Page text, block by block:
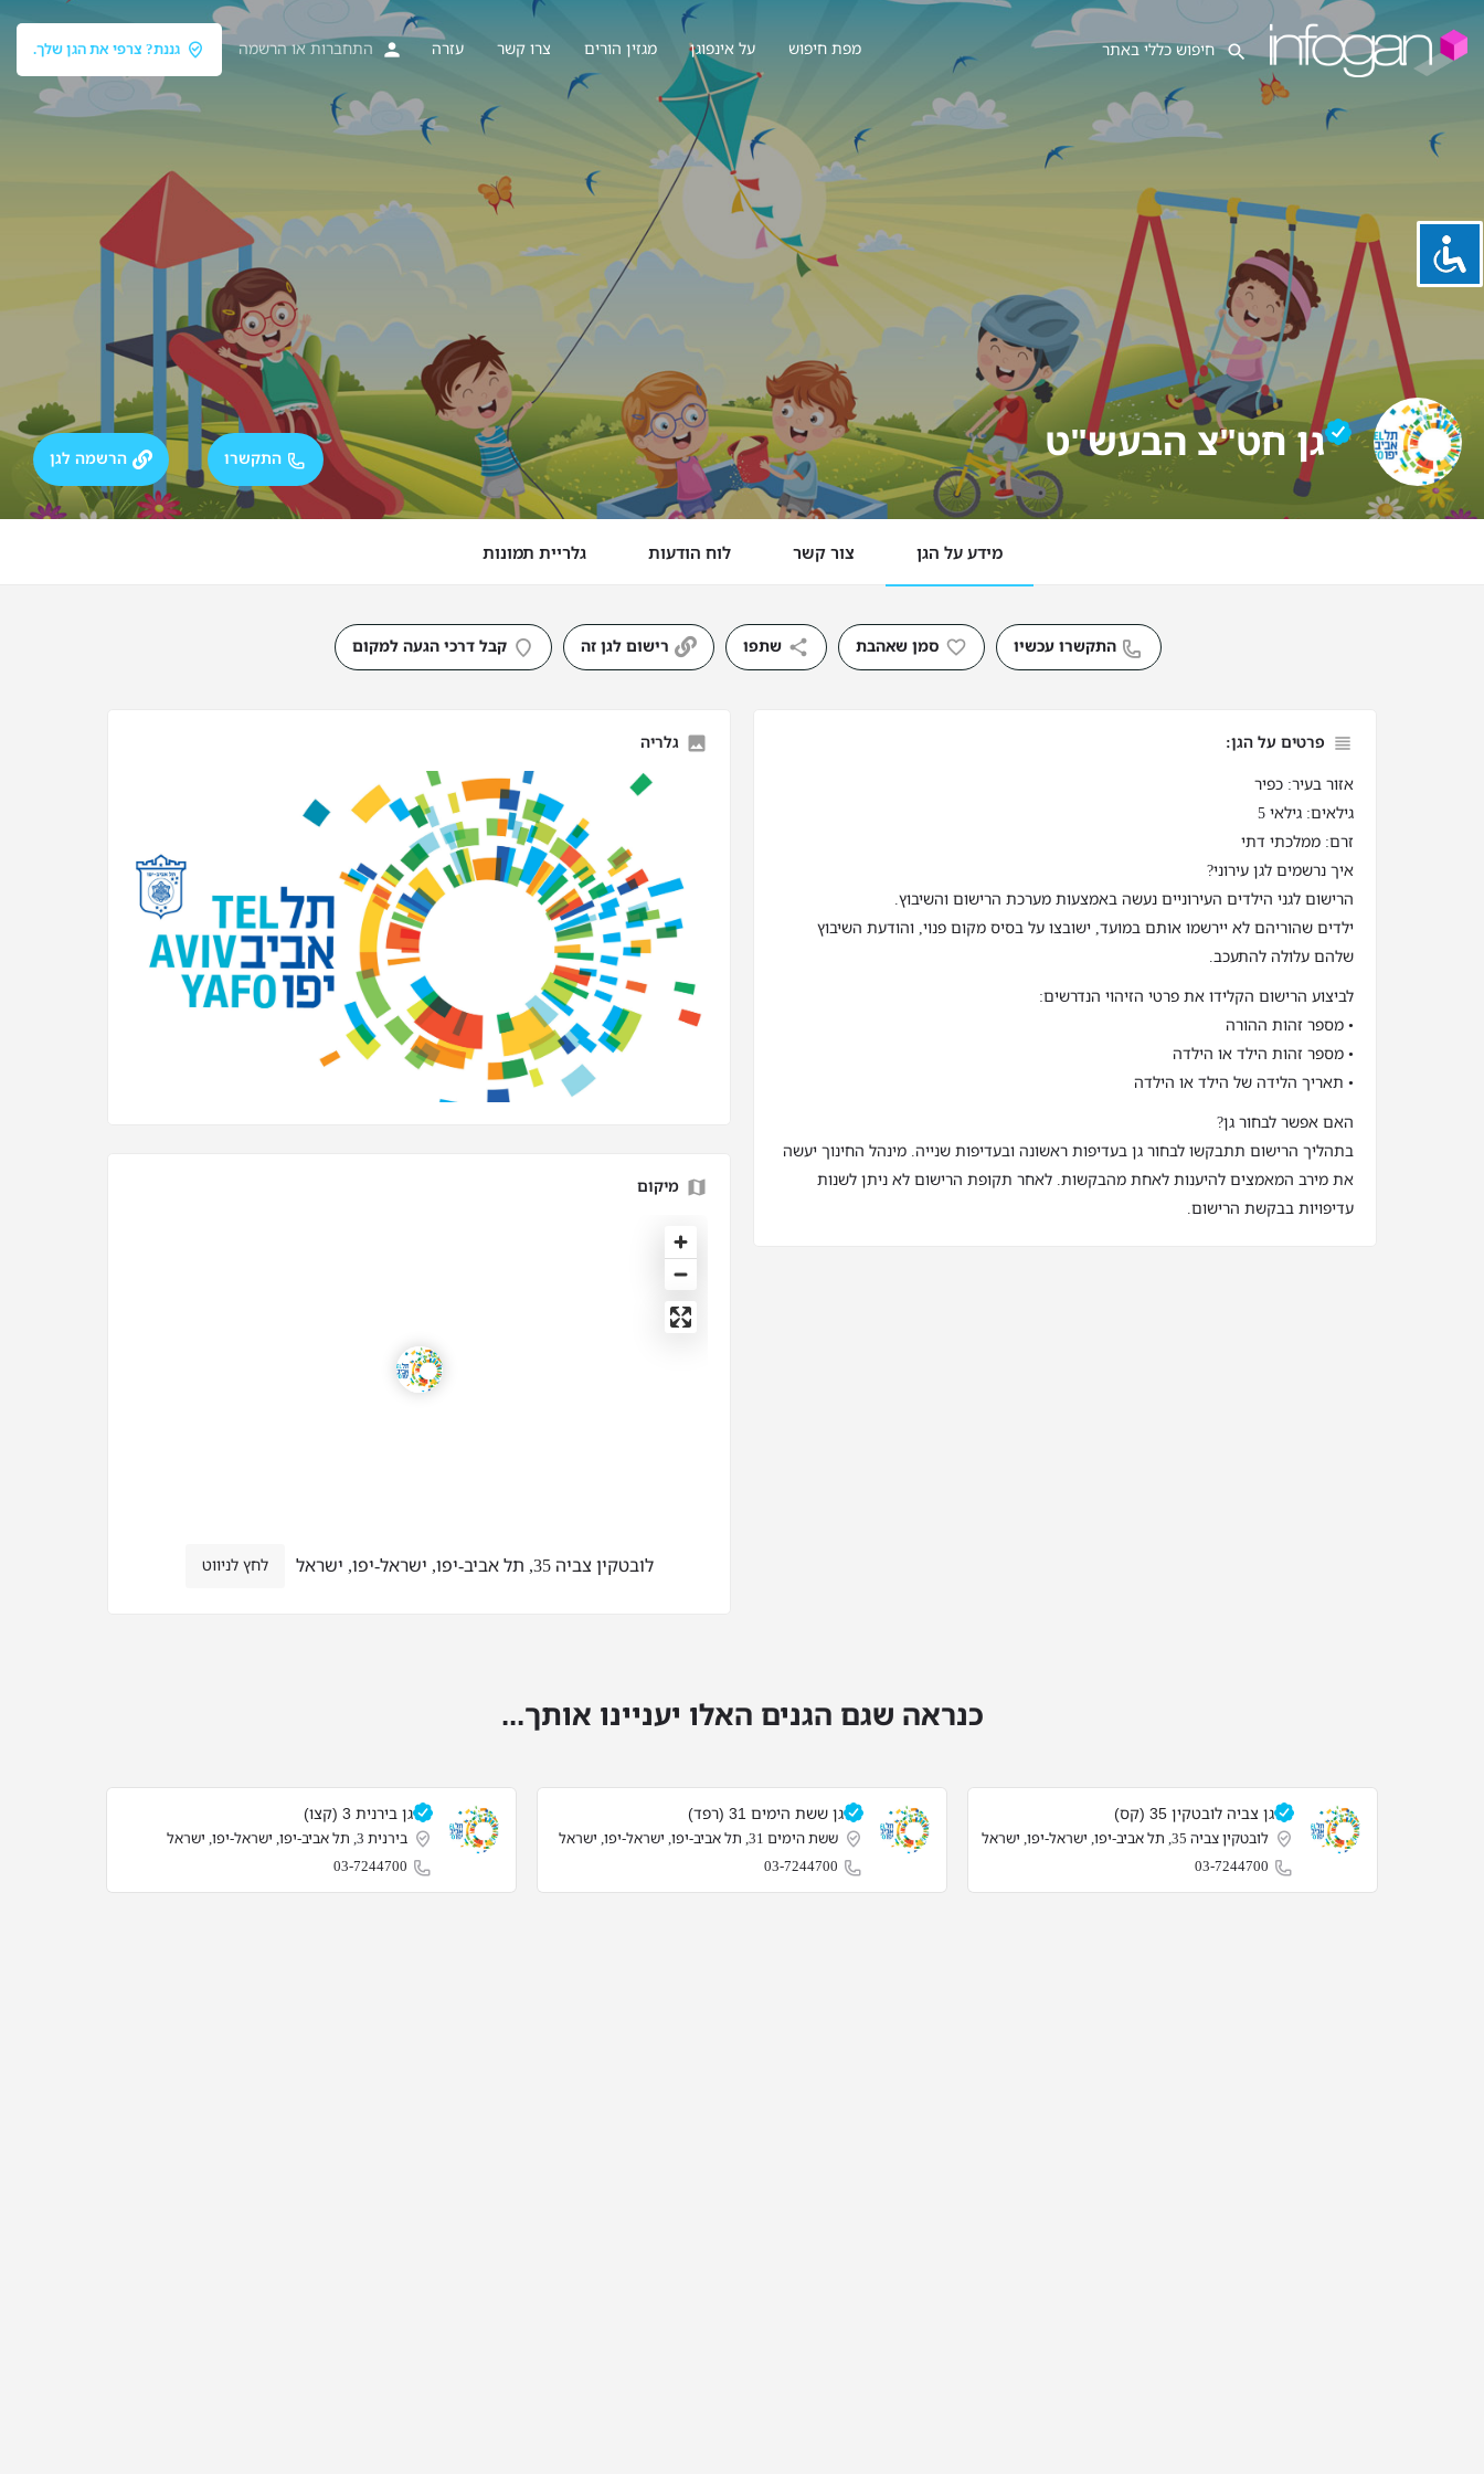
מפת חיפוש על אינפוגן מגזין הורים צרו קשר עזרה התחברות או הרשמה גננת? צרפי את הגן שלך.
גן חט"צ הבעש"ט התקשרו הרשמה לגן
מידע על הגן צור קשר לוח הודעות גלריית תמונות
התקשרו עכשיו סמן שאהבת שתפו רישום לגן זה קבל דרכי הגעה למקום
פרטים על הגן:
אזור בעיר: כפיר
גילאים: גילאי 5
זרם: ממלכתי דתי
איך נרשמים לגן עירוני?
הרישום לגני הילדים העירוניים נעשה באמצעות מערכת הרישום והשיבוץ.
ילדים שהוריהם לא יירשמו אותם במועד, ישובצו על בסיס מקום פנוי, והודעת השיבוץ
שלהם עלולה להתעכב.
לביצוע הרישום הקלידו את פרטי הזיהוי הנדרשים:
• מספר זהות ההורה
• מספר זהות הילד או הילדה
• תאריך הלידה של הילד או הילדה
האם אפשר לבחור גן?
בתהליך הרישום תתבקשו לבחור גן בעדיפות ראשונה ובעדיפות שנייה. מינהל החינוך יעשה
את מירב המאמצים להיענות לאחת מהבקשות. לאחר תקופת הרישום לא ניתן לשנות
עדיפויות בבקשת הרישום.
גלריה
מיקום
לובטקין צביה 35, תל אביב-יפו, ישראל-יפו, ישראל לחץ לניווט
כנראה שגם הגנים האלו יעניינו אותך...
גן צביה לובטקין 35 (קס)
לובטקין צביה 35, תל אביב-יפו, ישראל-יפו, ישראל
03-7244700
גן ששת הימים 31 (רפד)
ששת הימים 31, תל אביב-יפו, ישראל-יפו, ישראל
03-7244700
גן בירנית 3 (קצו)
בירנית 3, תל אביב-יפו, ישראל-יפו, ישראל
03-7244700